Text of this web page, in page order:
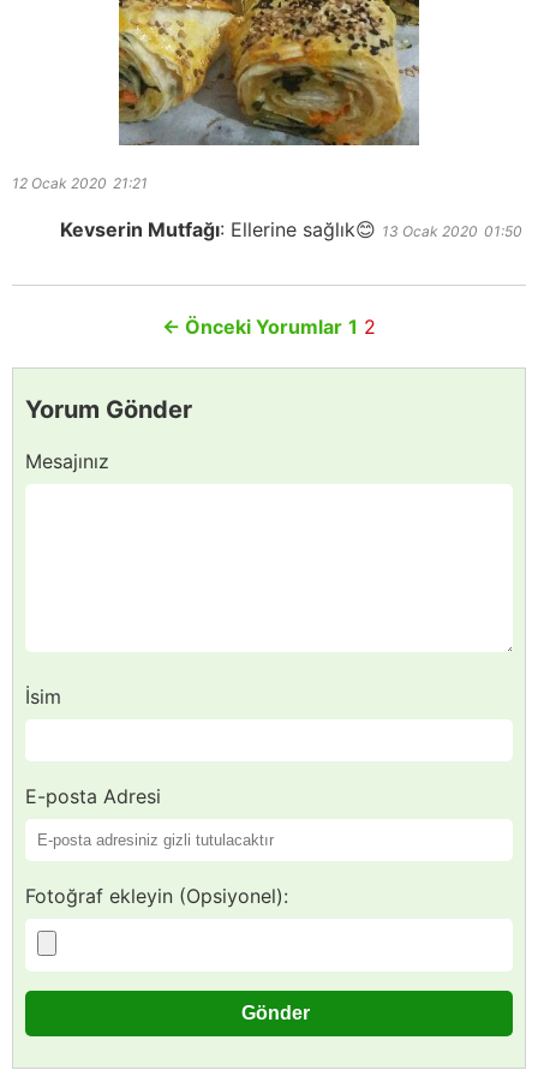
12 Ocak 2020 21:21
Kevserin Mutfağı: Ellerine sağlık😊 13 Ocak 2020 01:50
← Önceki Yorumlar 1 2
Yorum Gönder
Mesajınız
İsim
E-posta Adresi
Fotoğraf ekleyin (Opsiyonel):